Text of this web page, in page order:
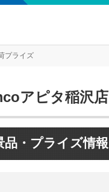
プライズ
アピタ稲沢店
品・プライズ情報